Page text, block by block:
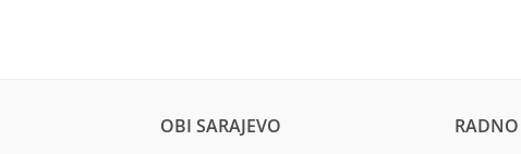
OBI SARAJEVO RADNO